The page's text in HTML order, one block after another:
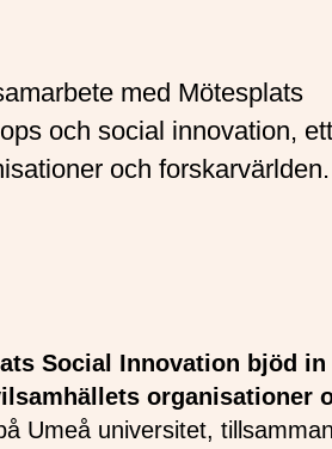
med Mötesplats
och social innovation, ett
och forskarvärlden.
Social Innovation bjöd
organisationer
Umeå universitet,